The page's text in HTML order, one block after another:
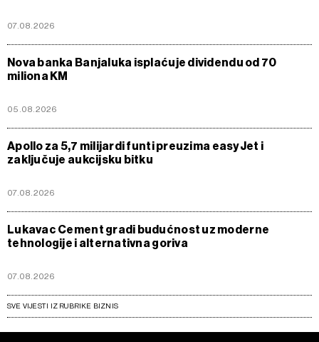
07.08.2026
Nova banka Banjaluka isplaćuje dividendu od 70
miliona KM
05.08.2026
Apollo za 5,7 milijardi funti preuzima easyJet i
zaključuje aukcijsku bitku
07.08.2026
Lukavac Cement gradi budućnost uz moderne
tehnologije i alternativna goriva
07.08.2026
SVE VIJESTI IZ RUBRIKE BIZNIS